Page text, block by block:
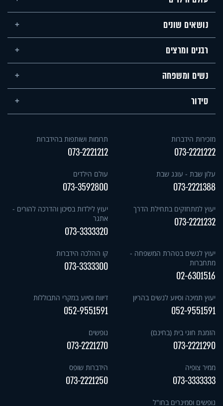
נושאים שונים
רבנים ומרצים
נשים ומשפחה
סידור
מזכירות הידברות
073-2221222
תרומות ושותפות בהידברות
073-2221212
עלון שבת - עונג שבת
073-2221388
עולם הילדים
073-3592800
יעוץ למתחזקים בתחילת הדרך
073-2221232
יעוץ לילדות בסיכון והדרכה להורים -
אתגר
073-3333320
יעוץ לנשים בטהרת המשפחה -
מתחברות
02-6301516
קו ההלכה הידברות
073-3333300
יעוץ תמיכה וסיוע לנשים בהריון
052-9551591
דיווח וסיוע במקרי התבוללות
052-9551591
הזמנת חוגי בית (בחינם)
073-2221290
נופשים
073-2221270
ממיר צופיה
073-3333333
הידברות שופס
073-2221250
נופשים וסמינרים בחו"ל